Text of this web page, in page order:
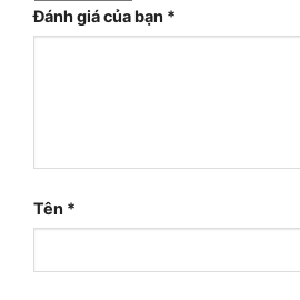
Đánh giá của bạn *
Tên *